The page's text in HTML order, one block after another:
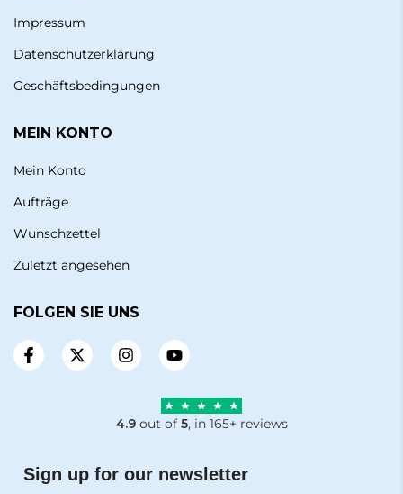
Impressum
Datenschutzerklärung
Geschäftsbedingungen
MEIN KONTO
Mein Konto
Aufträge
Wunschzettel
Zuletzt angesehen
FOLGEN SIE UNS
4.9out of 5, in 165+ reviews
Sign up for our newsletter